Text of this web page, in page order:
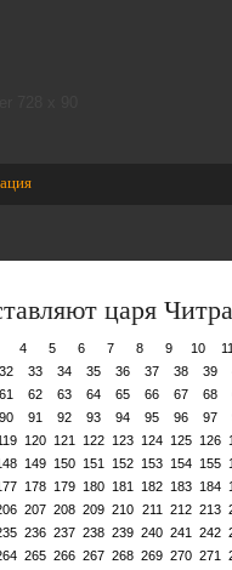
царя
4 5 6 7 8 9 10 11
32 33 34 35 36 37 38 39
61 62 63 64 65 66 67 68
90 91 92 93 94 95 96 97
120 121 122 123 124 125 126
149 150 151 152 153 154 155
178 179 180 181 182 183 184
207 208 209 210 211 212 213
236 237 238 239 240 241 242
265 266 267 268 269 270 271